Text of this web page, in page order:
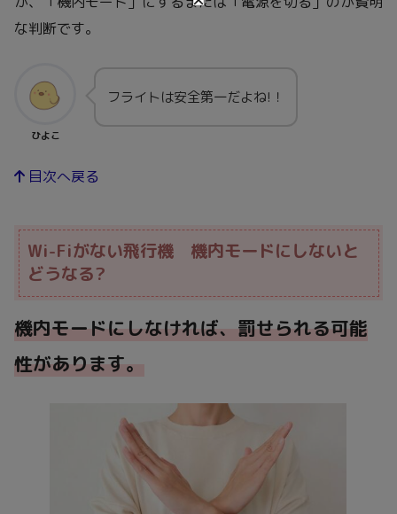
な判断です。
ひよこ
フライトは安全第一だよね!！
目次へ戻る
Wi-Fiがない飛行機 機内モードにしないと
どうなる?
機内モードにしなければ、罰せられる可能
性があります。